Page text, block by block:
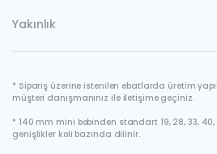
Yakınlık
* Sipariş üzerine istenilen ebatlarda üretim
müşteri danışmanınız ile iletişime geçiniz.
* 140 mm mini bobinden standart 19, 28, 33,
genişlikler koli bazında dilinir.